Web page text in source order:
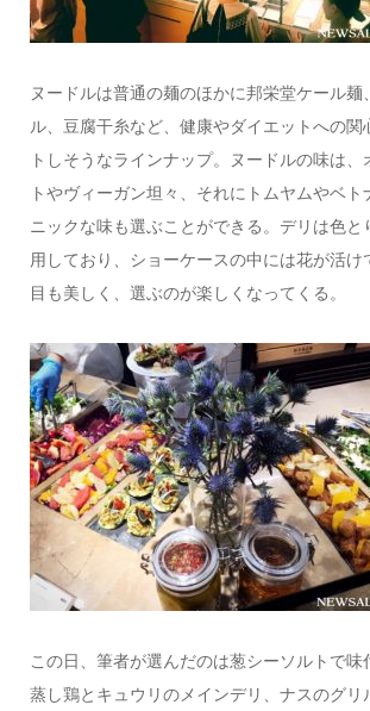
ヌードルは普通の麺のほかに邦栄堂ケール麺
ル、豆腐干糸など、健康やダイエットへの関
トしそうなラインナップ。ヌードルの味は
トやヴィーガン坦々、それにトムヤムやベト
ニックな味も選ぶことができる。デリは色と
用しており、ショーケースの中には花が活け
目も美しく、選ぶのが楽しくなってくる。
この日、筆者が選んだのは葱シーソルトで味
蒸し鶏とキュウリのメインデリ、ナスのグリ